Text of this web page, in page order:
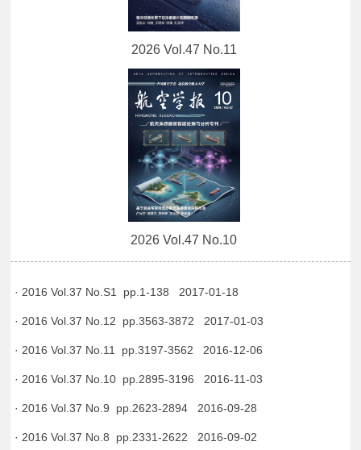
2026 Vol.47 No.11
2026 Vol.47 No.10
· 2016 Vol.37 No.S1 pp.1-138 2017-01-18
· 2016 Vol.37 No.12 pp.3563-3872 2017-01-03
· 2016 Vol.37 No.11 pp.3197-3562 2016-12-06
· 2016 Vol.37 No.10 pp.2895-3196 2016-11-03
· 2016 Vol.37 No.9 pp.2623-2894 2016-09-28
· 2016 Vol.37 No.8 pp.2331-2622 2016-09-02